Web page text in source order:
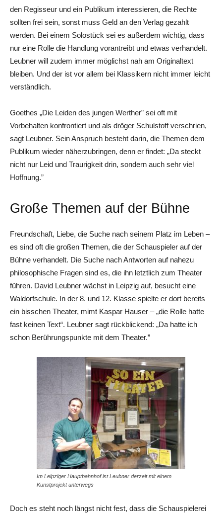
den Regisseur und ein Publikum interessieren, die Rechte
sollten frei sein, sonst muss Geld an den Verlag gezahlt
werden. Bei einem Solostück sei es außerdem wichtig, dass
nur eine Rolle die Handlung vorantreibt und etwas verhandelt.
Leubner will zudem immer möglichst nah am Originaltext
bleiben. Und der ist vor allem bei Klassikern nicht immer leicht
verständlich.
Goethes „Die Leiden des jungen Werther” sei oft mit
Vorbehalten konfrontiert und als dröger Schulstoff verschrien,
sagt Leubner. Sein Anspruch besteht darin, die Themen dem
Publikum wieder näherzubringen, denn er findet: „Da steckt
nicht nur Leid und Traurigkeit drin, sondern auch sehr viel
Hoffnung.”
Große Themen auf der Bühne
Freundschaft, Liebe, die Suche nach seinem Platz im Leben –
es sind oft die großen Themen, die der Schauspieler auf der
Bühne verhandelt. Die Suche nach Antworten auf nahezu
philosophische Fragen sind es, die ihn letztlich zum Theater
führen. David Leubner wächst in Leipzig auf, besucht eine
Waldorfschule. In der 8. und 12. Klasse spielte er dort bereits
ein bisschen Theater, mimt Kaspar Hauser – „die Rolle hatte
fast keinen Text“. Leubner sagt rückblickend: „Da hatte ich
schon Berührungspunkte mit dem Theater.”
Im Leipziger Hauptbahnhof ist Leubner derzeit mit einem
Kunstprojekt unterwegs
Doch es steht noch längst nicht fest, dass die Schauspielerei